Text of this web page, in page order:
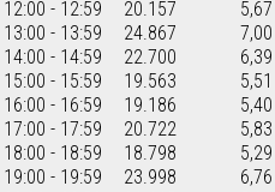
12:00 - 12:59
20.157
13:00 - 13:59
24.867 7,00
14:00 - 14:59
22.700
15:00 - 15:59
19.563
16:00 - 16:59
19.186
17:00 - 17:59
20.722
18:00 - 18:59
18.798
19:00 - 19:59
23.998